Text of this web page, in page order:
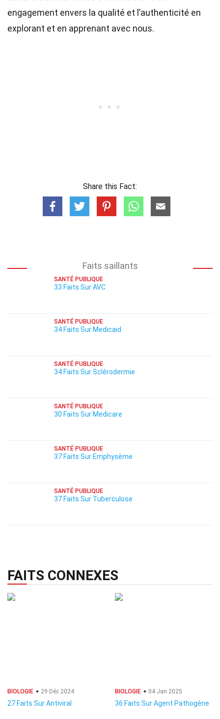
engagement envers la qualité et l’authenticité en
explorant et en apprenant avec nous.
Share this Fact:
Faits saillants
SANTÉ PUBLIQUE
33 Faits Sur AVC
SANTÉ PUBLIQUE
34 Faits Sur Medicaid
SANTÉ PUBLIQUE
34 Faits Sur Sclérodermie
SANTÉ PUBLIQUE
30 Faits Sur Medicare
SANTÉ PUBLIQUE
37 Faits Sur Emphysème
SANTÉ PUBLIQUE
37 Faits Sur Tuberculose
FAITS CONNEXES
BIOLOGIE 29 Déc 2024
27 Faits Sur Antiviral
BIOLOGIE 04 Jan 2025
36 Faits Sur Agent Pathogène